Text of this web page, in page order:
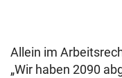
Allein im
„Wir haben 2090